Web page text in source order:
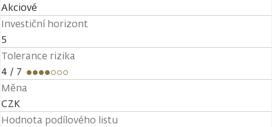
Akciové
Investiční horizont
5
Tolerance rizika
4 / 7
Měna
CZK
Hodnota podílového listu